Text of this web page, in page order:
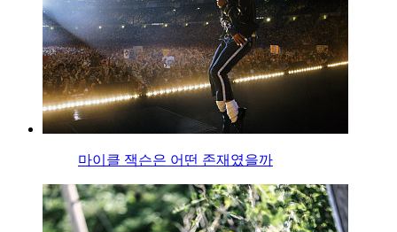
마이클 잭슨은 어떤 존재였을까